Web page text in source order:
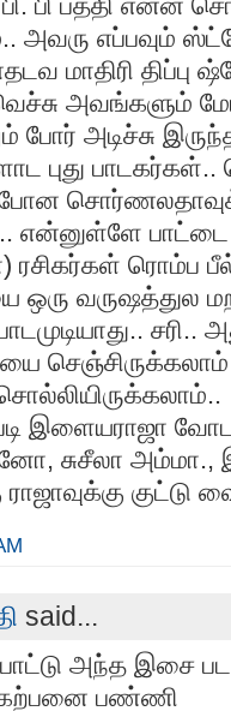
எப்பவும்
மாதிரி திப்பு
அவங்களும்
போர் அடிச்சு
புது
என்னுள்ளே
ரசிகர்கள் ரொம்ப
ஒரு வருஷத்துல
சரி..
செஞ்சிருக்கலாம்..
இளையராஜா
சுசீலா
குட்டு
said...
அந்த இசை
கற்பனை பண்ணி